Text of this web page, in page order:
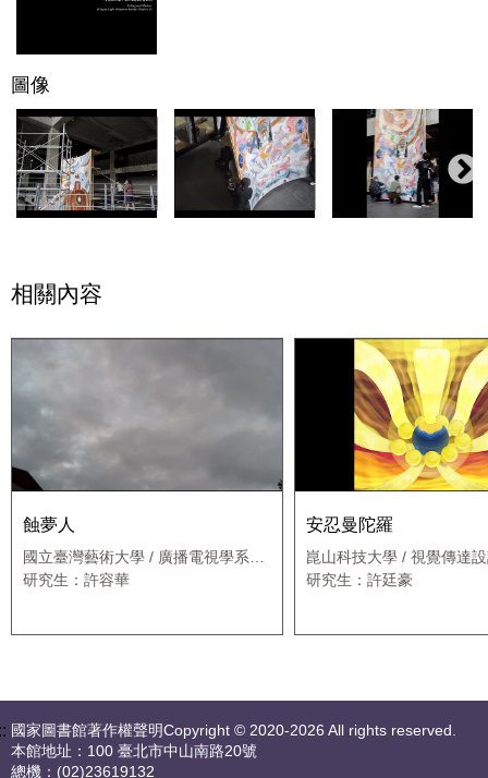
圖像
相關內容
蝕夢人
國立臺灣藝術大學 / 廣播電視學系應
用媒體藝術班
研究生：許容華
安忍曼陀羅
崑山科技大學 / 視覺傳達
研究生：許廷豪
國家圖書館著作權聲明Copyright © 2020-2026 All rights reserved.
本館地址：100 臺北市中山南路20號
總機：(02)23619132